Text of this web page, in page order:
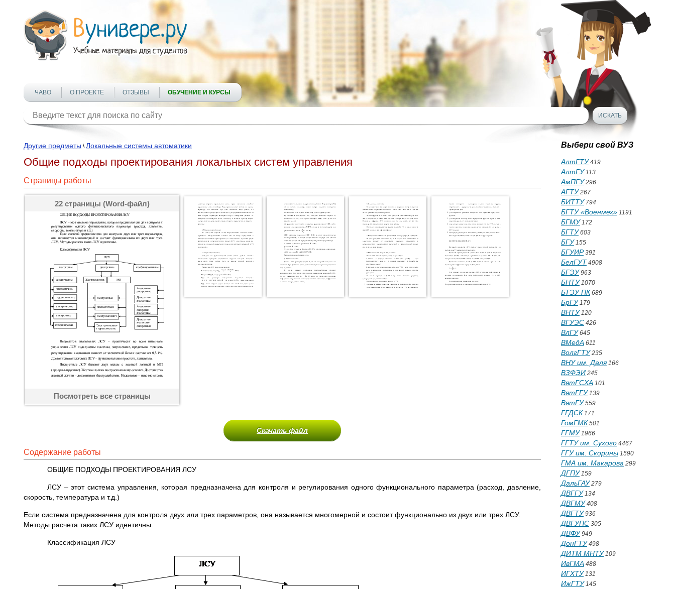
ЧАВО О ПРОЕКТЕ ОТЗЫВЫ ОБУЧЕНИЕ И КУРСЫ
Другие предметы \Локальные системы автоматики
Общие подходы проектирования локальных систем управления
Страницы работы
22 страницы (Word-файл)
Посмотреть все страницы
Скачать файл
Содержание работы
ОБЩИЕ ПОДХОДЫ ПРОЕКТИРОВАНИЯ ЛСУ
ЛСУ – этот система управления, которая предназначена для контроля и регулирования одного функционального параметра (расход, давление,
скорость, температура и т.д.)
Если система предназначена для контроля двух или трех параметров, она называется многомерной и состоит функционально из двух или трех ЛСУ.
Методы расчета таких ЛСУ идентичны.
Классификация ЛСУ
Выбери свой ВУЗ
АлтГТУ419
АлтГУ113
АмПГУ296
АГТУ267
БИТТУ794
БГТУ «Военмех» 1191
БГМУ172
БГТУ603
БГУ155
БГУИР391
БелГУТ 4908
БГЭУ963
БНТУ1070
БТЭУ ПК 689
БрГУ179
ВНТУ120
ВГУЭС 426
ВлГУ645
ВМедА 611
ВолгГТУ235
ВНУ им. Даля166
ВЗФЭИ 245
ВятГСХА 101
ВятГГУ139
ВятГУ559
ГГДСК 171
ГомГМК 501
ГГМУ1966
ГГТУ им. Сухого 4467
ГГУ им. Скорины 1590
ГМА им. Макарова 299
ДГПУ159
ДальГАУ279
ДВГГУ134
ДВГМУ408
ДВГТУ936
ДВГУПС 305
ДВФУ949
ДонГТУ498
ДИТМ МНТУ109
ИвГМА 488
ИГХТУ131
ИжГТУ145